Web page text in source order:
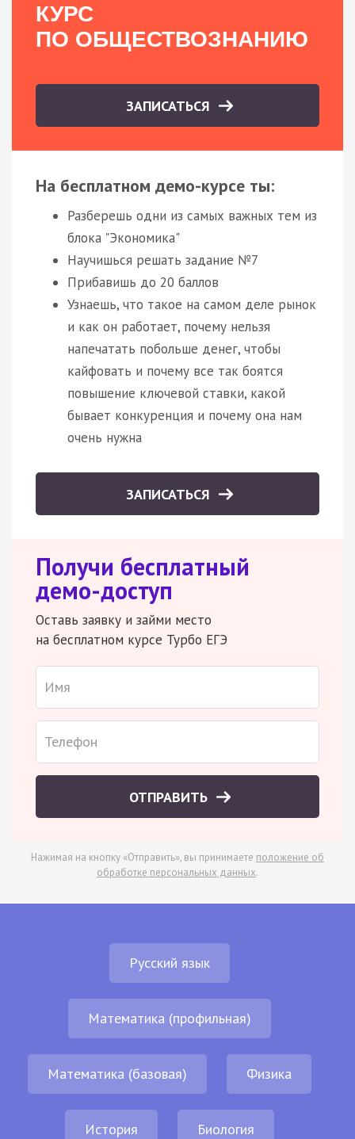
КУРС
ПО ОБЩЕСТВОЗНАНИЮ
ЗАПИСАТЬСЯ
На бесплатном демо-курсе ты:
Разберешь одни из самых важных тем из
блока "Экономика"
Научишься решать задание №7
Прибавишь до 20 баллов
Узнаешь, что такое на самом деле рынок
и как он работает, почему нельзя
напечатать побольше денег, чтобы
кайфовать и почему все так боятся
повышение ключевой ставки, какой
бывает конкуренция и почему она нам
очень нужна
ЗАПИСАТЬСЯ
Получи бесплатный
демо-доступ
Оставь заявку и займи место
на бесплатном курсе Турбо ЕГЭ
ОТПРАВИТЬ
Нажимая на кнопку «Отправить», вы принимаете положение об
обработке персональных данных.
Русский язык
Математика (профильная)
Математика (базовая) Физика
История Биология